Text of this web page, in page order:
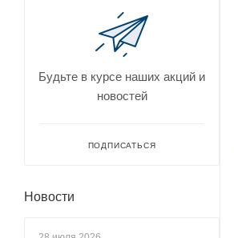
Будьте в курсе наших акций и
новостей
ПОДПИСАТЬСЯ
Новости